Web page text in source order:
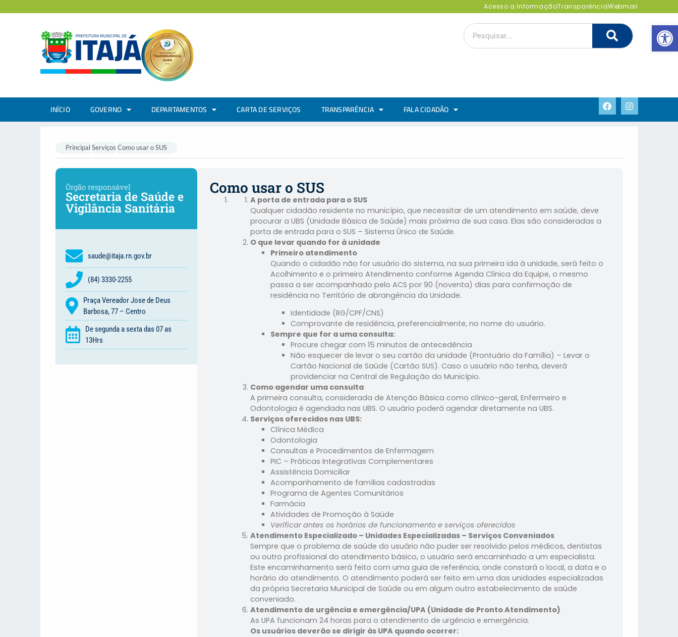
Abrir
Acesso a InformaçãoTransparênciaWebmail
INÍCIO GOVERNO DEPARTAMENTOS CARTA DE SERVIÇOS TRANSPARÊNCIA FALA CIDADÃO
Principal Serviços Como usar o SUS
Órgão responsável
Secretaria de Saúde e
Vigilância Sanitária
saude@itaja.rn.gov.br
(84) 3330-2255
Praça Vereador Jose de Deus
Barbosa, 77 – Centro
De segunda a sexta das 07 as
13Hrs
Como usar o SUS
A porta de entrada para o SUS
Qualquer cidadão residente no município, que necessitar de um atendimento em saúde, deve
procurar a UBS (Unidade Básica de Saúde) mais próxima de sua casa. Elas são consideradas a
porta de entrada para o SUS – Sistema Único de Saúde.
O que levar quando for à unidade
Primeiro atendimento
Quando o cidadão não for usuário do sistema, na sua primeira ida à unidade, será feito o
Acolhimento e o primeiro Atendimento conforme Agenda Clínica da Equipe, o mesmo
passa a ser acompanhado pelo ACS por 90 (noventa) dias para confirmação de
residência no Território de abrangência da Unidade.
Identidade (RG/CPF/CNS)
Comprovante de residência, preferencialmente, no nome do usuário.
Sempre que for a uma consulta:
Procure chegar com 15 minutos de antecedência
Não esquecer de levar o seu cartão da unidade (Prontuário da Família) – Levar o
Cartão Nacional de Saúde (Cartão SUS). Caso o usuário não tenha, deverá
providenciar na Central de Regulação do Município.
Como agendar uma consulta
A primeira consulta, considerada de Atenção Básica como clínico-geral, Enfermeiro e
Odontologia é agendada nas UBS. O usuário poderá agendar diretamente na UBS.
Serviços oferecidos nas UBS:
Clínica Médica
Odontologia
Consultas e Procedimentos de Enfermagem
PIC – Práticas Integrativas Complementares
Assistência Domiciliar
Acompanhamento de famílias cadastradas
Programa de Agentes Comunitários
Farmácia
Atividades de Promoção à Saúde
Verificar antes os horários de funcionamento e serviços oferecidos
Atendimento Especializado – Unidades Especializadas – Serviços Conveniados
Sempre que o problema de saúde do usuário não puder ser resolvido pelos médicos, dentistas
ou outro profissional do atendimento básico, o usuário será encaminhado a um especialista.
Este encaminhamento será feito com uma guia de referência, onde constará o local, a data e o
horário do atendimento. O atendimento poderá ser feito em uma das unidades especializadas
da própria Secretaria Municipal de Saúde ou em algum outro estabelecimento de saúde
conveniado.
Atendimento de urgência e emergência/UPA (Unidade de Pronto Atendimento)
As UPA funcionam 24 horas para o atendimento de urgência e emergência.
Os usuários deverão se dirigir às UPA quando ocorrer: